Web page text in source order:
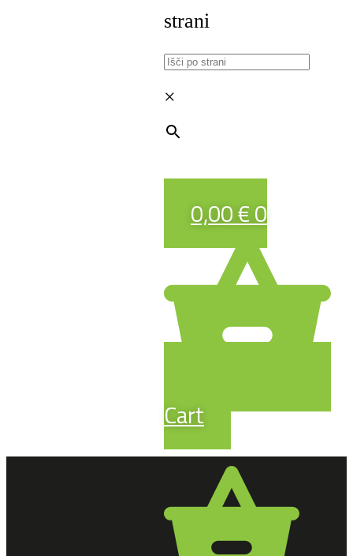
strani
×
0,00€0
Cart